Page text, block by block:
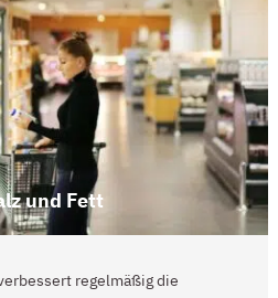
und Fett
regelmäßig die